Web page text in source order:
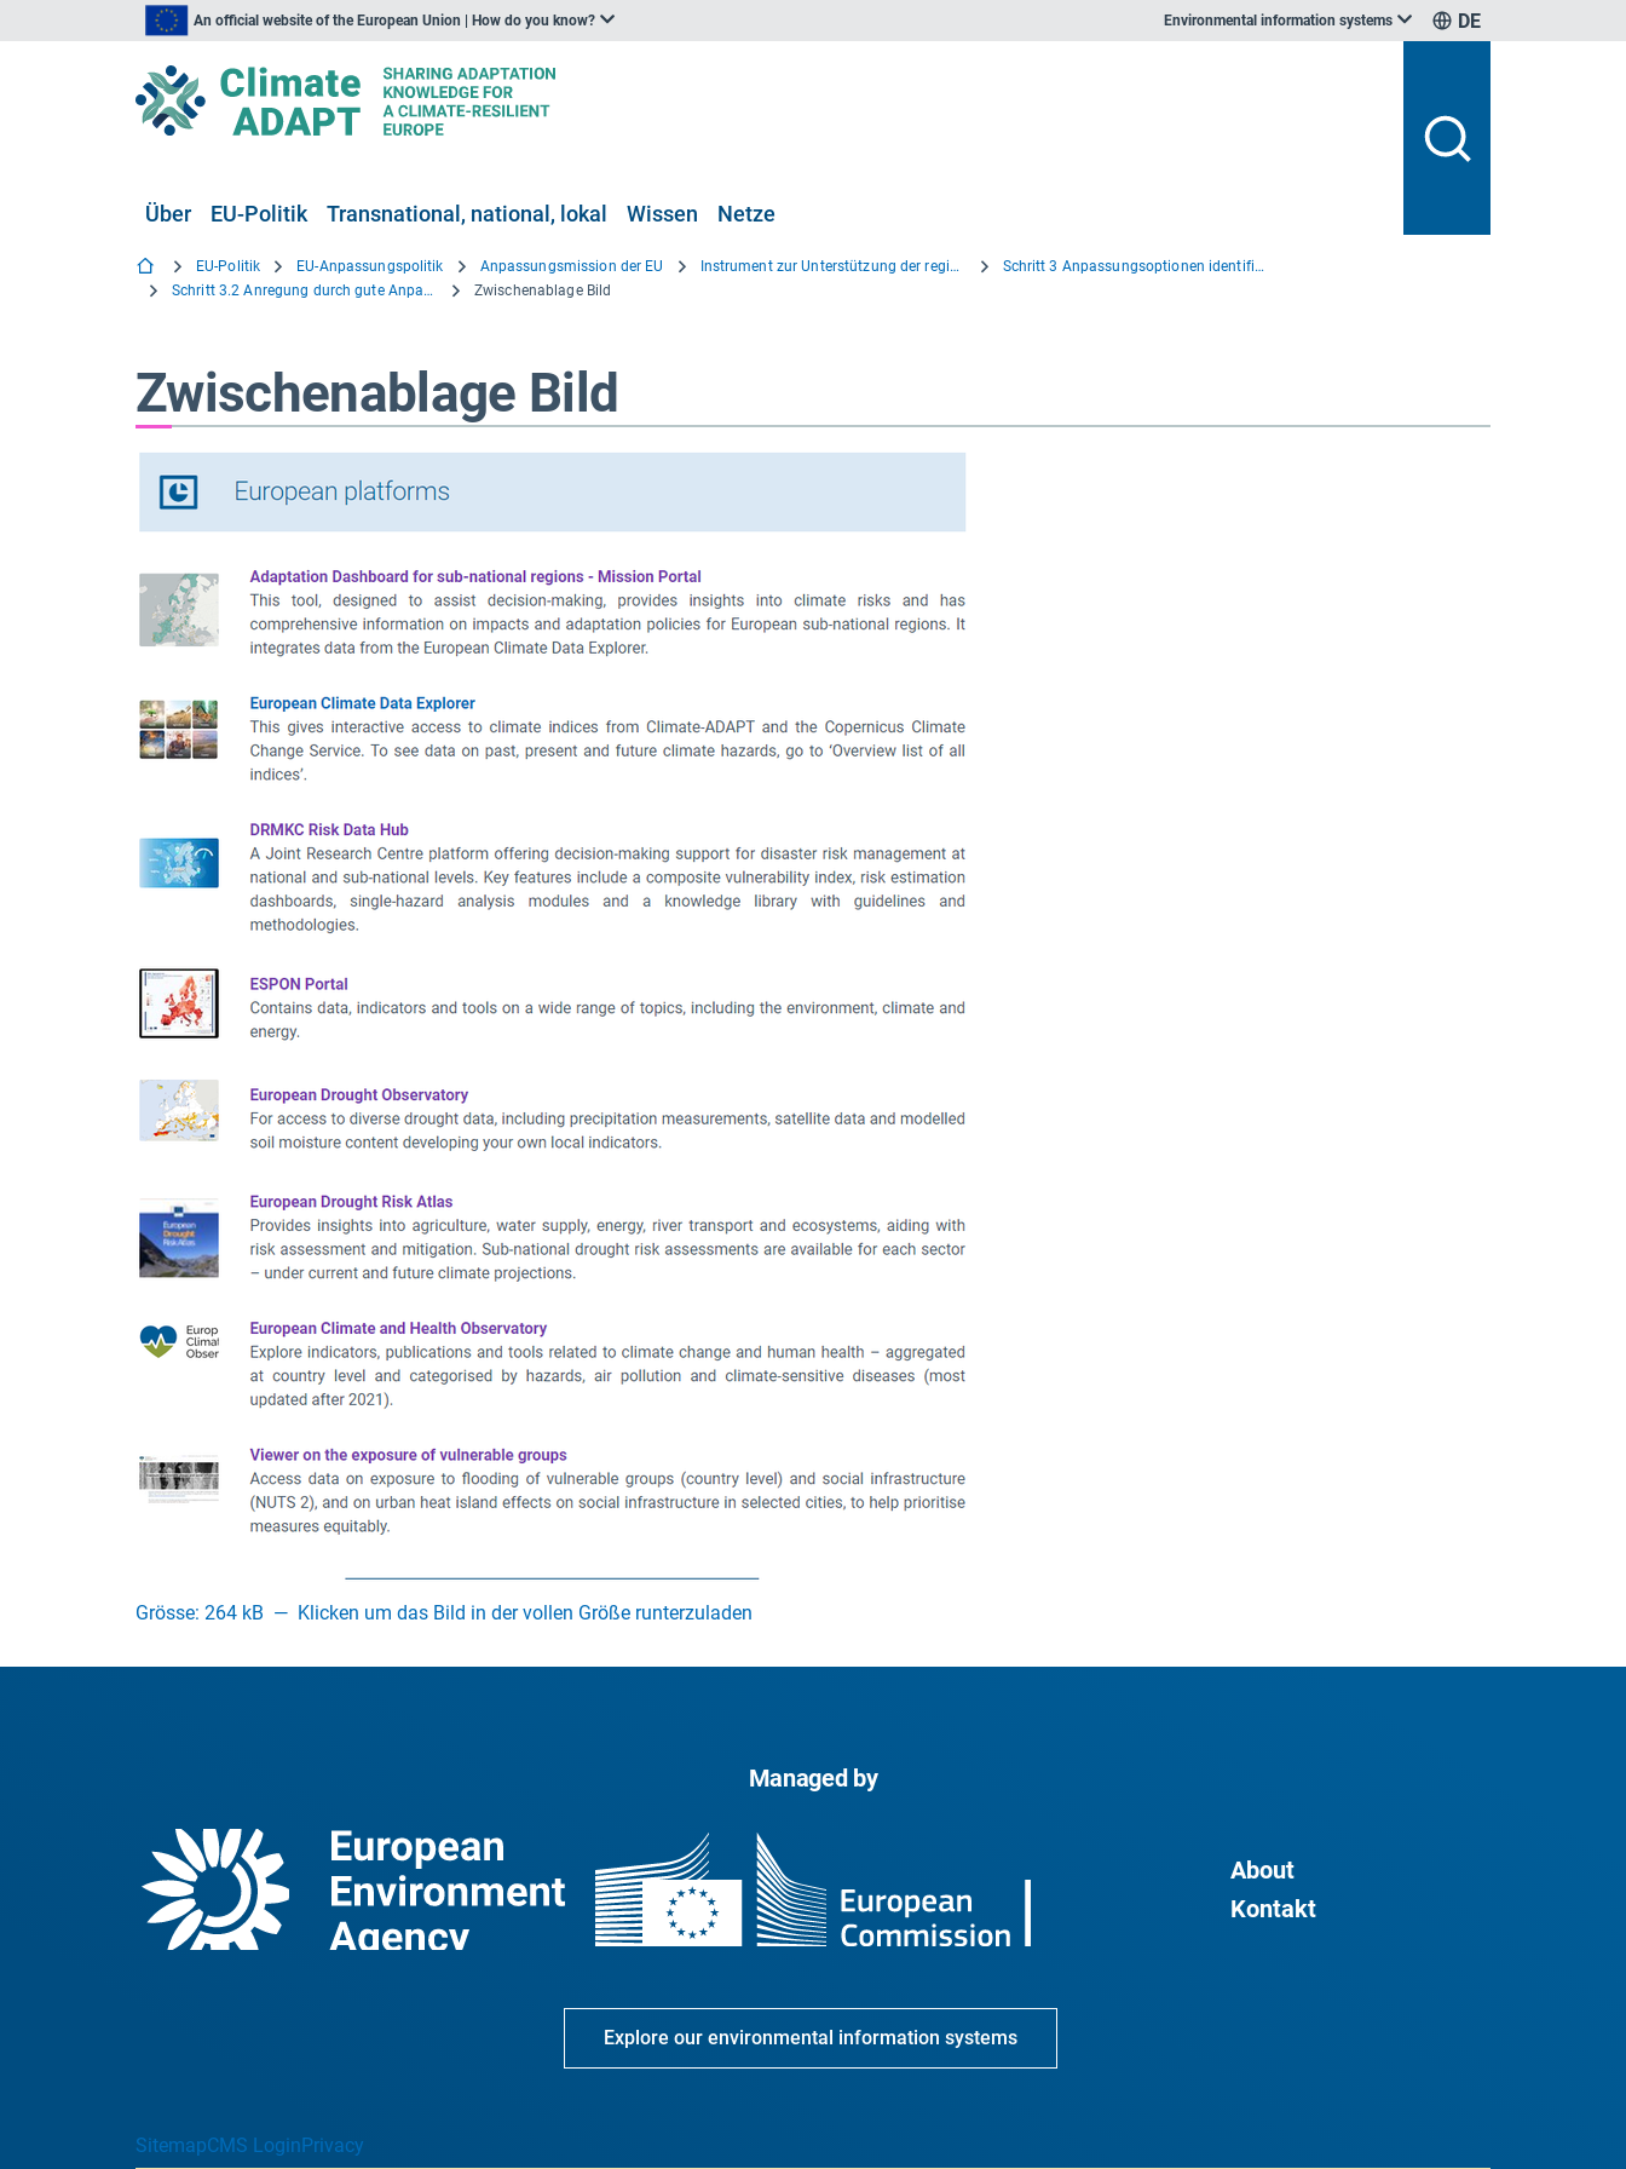
An official website of the European Union | How do you know? Environmental information systems DE
Über EU-Politik Transnational, national, lokal Wissen Netze
EU-Politik EU-Anpassungspolitik Anpassungsmission der EU Instrument zur Unterstützung der regionalen Anpassung
Schritt 3 Anpassungsoptionen identifizieren
Schritt 3.2 Anregung durch gute Anpassungspraktiken
Zwischenablage Bild
Zwischenablage Bild
Grösse: 264 kB — Klicken um das Bild in der vollen Größe runterzuladen
Managed by
About
Kontakt
Explore our environmental information systems
SitemapCMS LoginPrivacy